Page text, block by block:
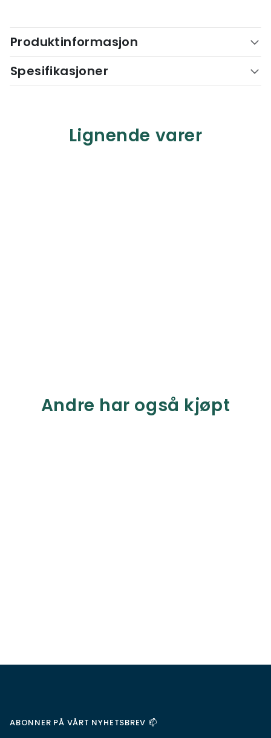
Produktinformasjon
Spesifikasjoner
Lignende varer
Andre har også kjøpt
ABONNER PÅ VÅRT NYHETSBREV 📫